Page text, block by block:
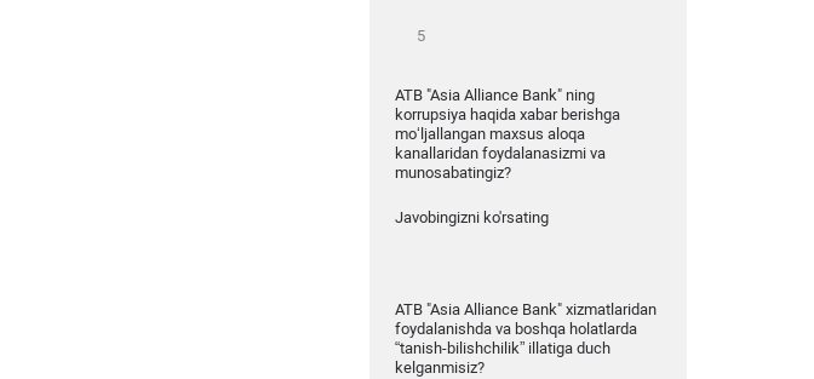
ATB "Asia Alliance Bank" ning
korrupsiya haqida xabar berishga
mo‘ljallangan maxsus aloqa
kanallaridan foydalanasizmi va
munosabatingiz?
Javobingizni ko'rsating
ATB "Asia Alliance Bank" xizmatlaridan
foydalanishda va boshqa holatlarda
“tanish-bilishchilik” illatiga duch
kelganmisiz?